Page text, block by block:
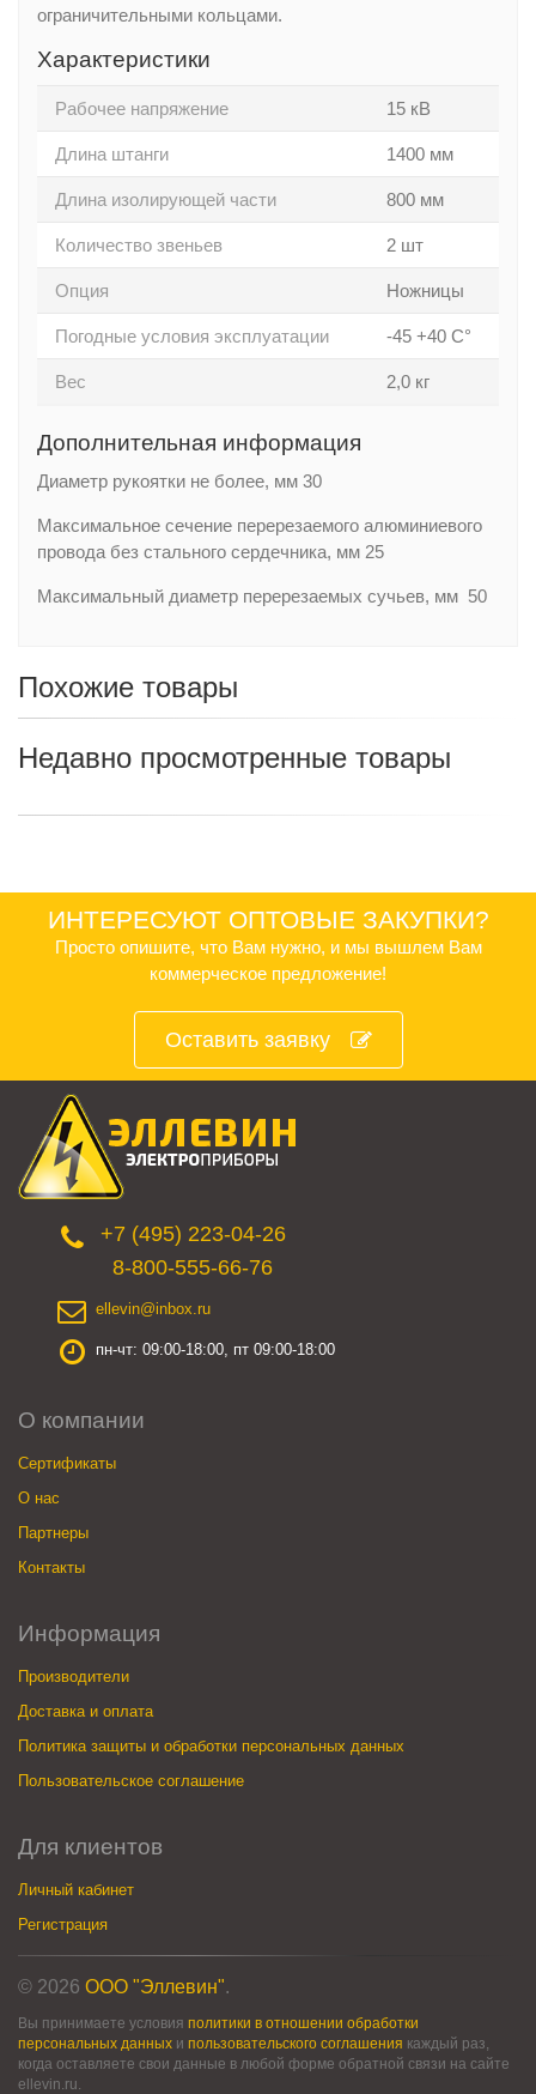
ограничительными кольцами.
Характеристики
Рабочее напряжение 15 кВ
Длина штанги 1400 мм
Длина изолирующей части 800 мм
Количество звеньев 2 шт
Опция Ножницы
Погодные условия эксплуатации -45 +40 С°
Вес 2,0 кг
Дополнительная информация
Диаметр рукоятки не более, мм 30
Максимальное сечение перерезаемого алюминиевого
провода без стального сердечника, мм 25
Максимальный диаметр перерезаемых сучьев, мм 50
Похожие товары
Недавно просмотренные товары
ИНТЕРЕСУЮТ ОПТОВЫЕ ЗАКУПКИ?
Просто опишите, что Вам нужно, и мы вышлем Вам
коммерческое предложение!
Оставить заявку
+7 (495) 223-04-26
8-800-555-66-76
ellevin@inbox.ru
пн-чт: 09:00-18:00, пт 09:00-18:00
О компании
Сертификаты
О нас
Партнеры
Контакты
Информация
Производители
Доставка и оплата
Политика защиты и обработки персональных данных
Пользовательское соглашение
Для клиентов
Личный кабинет
Регистрация
© 2026 ООО "Эллевин".
Вы принимаете условия политики в отношении обработки
персональных данных и пользовательского соглашения каждый раз,
когда оставляете свои данные в любой форме обратной связи на сайте
ellevin.ru.